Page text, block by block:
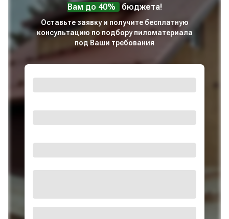
Вам до 40%
бюджета!
Оставьте заявку и получите бесплатную
консультацию по подбору пиломатериала
под Ваши требования